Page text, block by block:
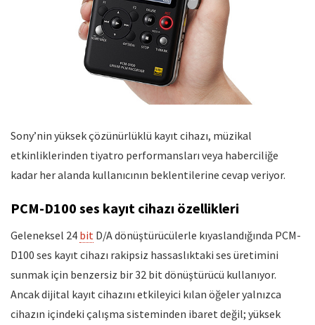
Sony’nin yüksek çözünürlüklü kayıt cihazı, müzikal
etkinliklerinden tiyatro performansları veya haberciliğe
kadar her alanda kullanıcının beklentilerine cevap veriyor.
PCM-D100 ses kayıt cihazı özellikleri
Geleneksel 24 bit D/A dönüştürücülerle kıyaslandığında PCM-
D100 ses kayıt cihazı rakipsiz hassaslıktaki ses üretimini
sunmak için benzersiz bir 32 bit dönüştürücü kullanıyor.
Ancak dijital kayıt cihazını etkileyici kılan öğeler yalnızca
cihazın içindeki çalışma sisteminden ibaret değil; yüksek